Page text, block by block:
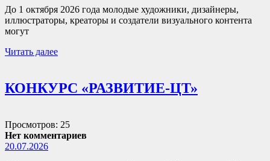
До 1 октября 2026 года молодые художники, дизайнеры,
иллюстраторы, креаторы и создатели визуального контента
могут
Читать далее
КОНКУРС «РАЗВИТИЕ-ЦТ»
Просмотров: 25
Нет комментариев
20.07.2026